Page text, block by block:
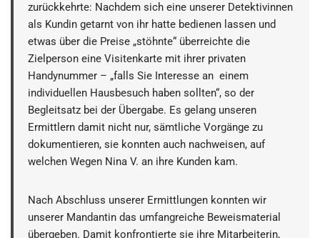
zurückkehrte: Nachdem sich eine unserer Detektivinnen
als Kundin getarnt von ihr hatte bedienen lassen und
etwas über die Preise „stöhnte“ überreichte die
Zielperson eine Visitenkarte mit ihrer privaten
Handynummer – „falls Sie Interesse an einem
individuellen Hausbesuch haben sollten“, so der
Begleitsatz bei der Übergabe. Es gelang unseren
Ermittlern damit nicht nur, sämtliche Vorgänge zu
dokumentieren, sie konnten auch nachweisen, auf
welchen Wegen Nina V. an ihre Kunden kam.
Nach Abschluss unserer Ermittlungen konnten wir
unserer Mandantin das umfangreiche Beweismaterial
übergeben. Damit konfrontierte sie ihre Mitarbeiterin,